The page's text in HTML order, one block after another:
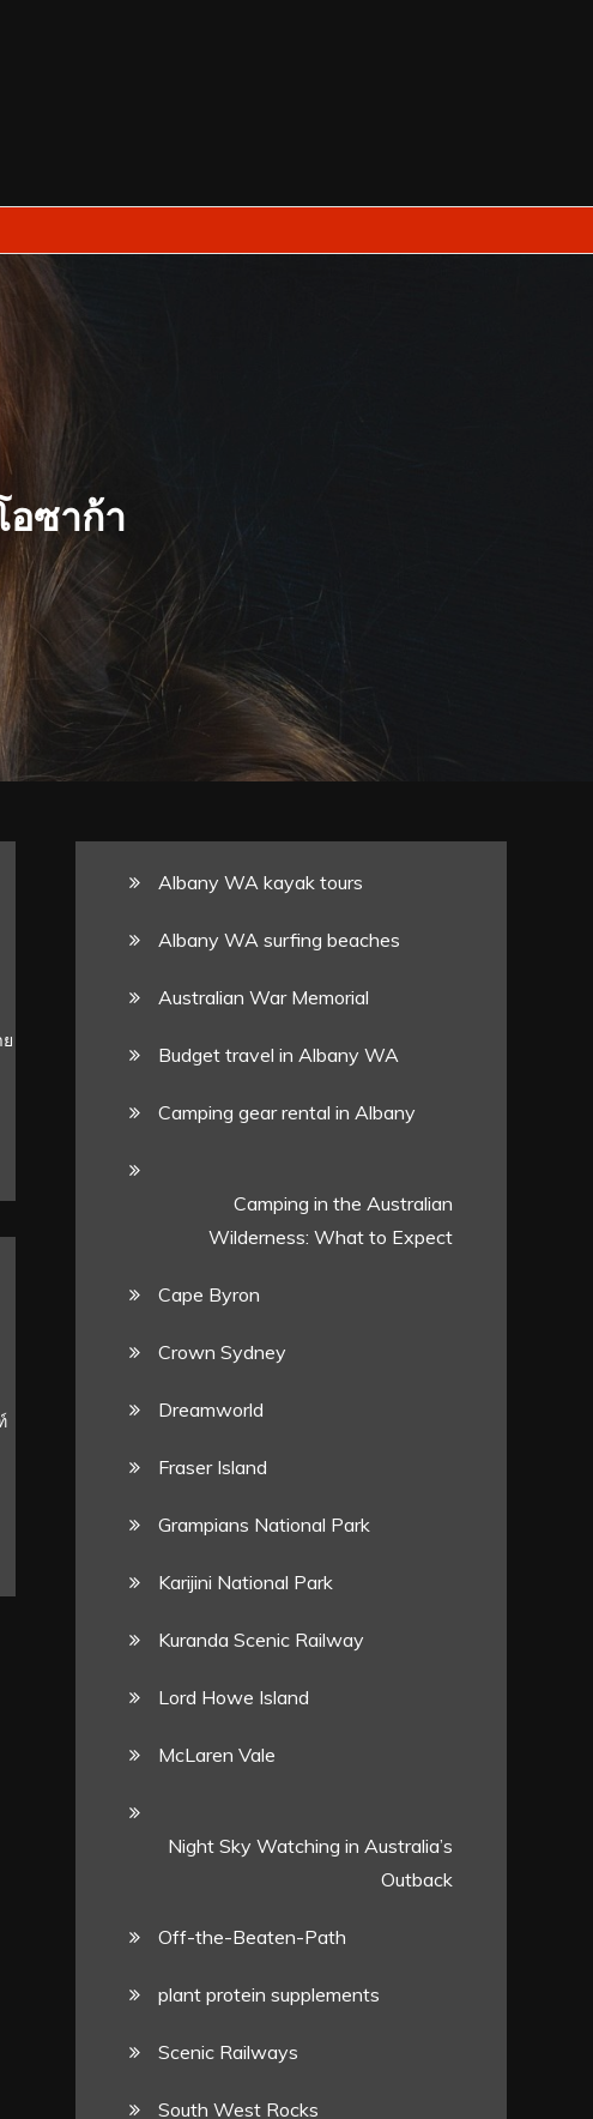
อซาก้า
Albany WA kayak tours
Albany WA surfing beaches
Australian War Memorial
Budget travel in Albany WA
Camping gear rental in Albany
Camping in the Australian
Wilderness: What to Expect
Cape Byron
Crown Sydney
Dreamworld
Fraser Island
Grampians National Park
Karijini National Park
Kuranda Scenic Railway
Lord Howe Island
McLaren Vale
Night Sky Watching in Australia’s
Outback
Off-the-Beaten-Path
plant protein supplements
Scenic Railways
South West Rocks